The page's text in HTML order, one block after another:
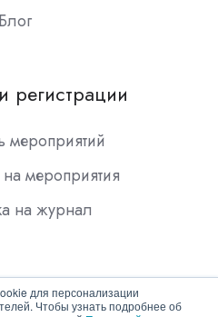
для персонализации
Чтобы узнать подробнее об
Блог
регистрации
мероприятий
на мероприятия
на журнал